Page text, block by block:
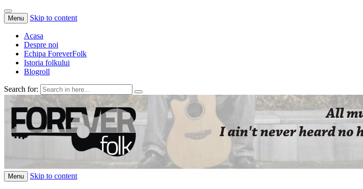
Menu Skip to content
Acasa
Despre noi
Echipa ForeverFolk
Istoria folkului
Blogroll
Search for:
ForeverFolk
Muzica sufletului tau
Menu Skip to content